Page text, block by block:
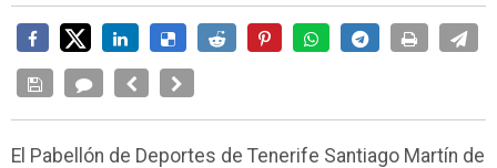
El Pabellón de Deportes de Tenerife Santiago Martín de